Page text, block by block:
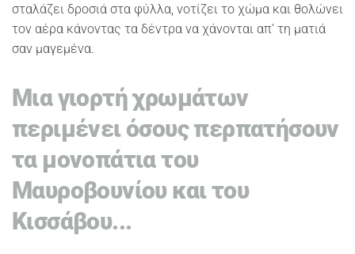
σταλάζει δροσιά στα φύλλα, νοτίζει το χώμα και θολώνει
τον αέρα κάνοντας τα δέντρα να χάνονται απ’ τη ματιά
σαν μαγεμένα.
Μια γιορτή χρωμάτων
περιμένει όσους περπατήσουν
τα μονοπάτια του
Μαυροβουνίου και του
Κισσάβου...